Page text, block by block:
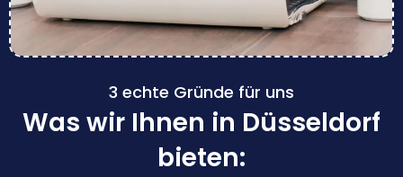
3 echte Gründe für uns
Was wir Ihnen in Düsseldorf
bieten: